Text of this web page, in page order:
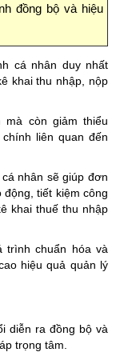
đồng bộ và hiệu
cá nhân duy nhất
khai thu nhập, nộp
còn giảm thiểu
liên quan đến
nhân sẽ giúp đơn
tiết kiệm công
khai thuế thu nhập
trình chuẩn hóa và
hiệu quả quản lý
diễn ra đồng bộ và
trọng tâm.